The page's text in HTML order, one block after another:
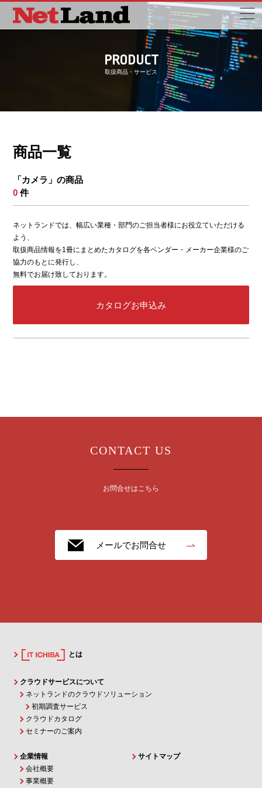
PRODUCT
取扱商品・サービス
商品一覧
「カメラ」の商品
0 件
ネットランドでは、幅広い業種・部門のご担当者様にお役立ていただける
よう、
取扱商品情報を1冊にまとめたカタログを各ベンダー・メーカー企業様のご
協力のもとに発行し、
無料でお届け致しております。
カタログお申込み
CONTACT US
お問合せはこちら
メールでお問合せ
とは
クラウドサービスについて
ネットランドのクラウドソリューション
初期調査サービス
クラウドカタログ
セミナーのご案内
企業情報
会社概要
事業概要
サイトマップ